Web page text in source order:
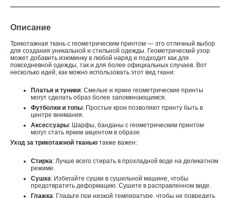
Описание
Трикотажная ткань с геометрическим принтом — это отличный выбор
для создания уникальной и стильной одежды. Геометрический узор
может добавить изюминку в любой наряд и подходит как для
повседневной одежды, так и для более официальных случаев. Вот
несколько идей, как можно использовать этот вид ткани:
Платья и туники: Смелые и яркие геометрические принты
могут сделать образ более запоминающимся.
Футболки и топы: Простые крои позволяют принту быть в
центре внимания.
Аксессуары: Шарфы, банданы с геометрическим принтом
могут стать ярким акцентом в образе.
Уход за трикотажной тканью также важен:
Стирка: Лучше всего стирать в прохладной воде на деликатном
режиме.
Сушка: Избегайте сушки в сушильной машине, чтобы
предотвратить деформацию. Сушите в расправленном виде.
Глажка: Гладьте при низкой температуре, чтобы не повредить